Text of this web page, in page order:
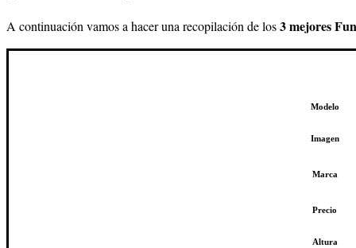
A continuación vamos a hacer una recopilación de los3 mejores
Modelo
Imagen
Marca
Precio
Altura